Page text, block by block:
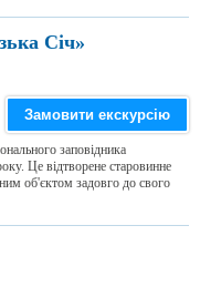
Січ»
Замовити екскурсію
заповідника
Це відтворене старовинне
об'єктом задовго до свого